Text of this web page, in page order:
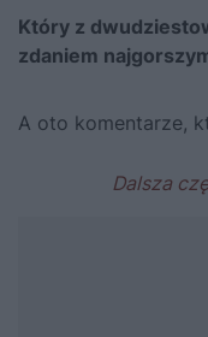
Który z
zdaniem
A oto komentarze,